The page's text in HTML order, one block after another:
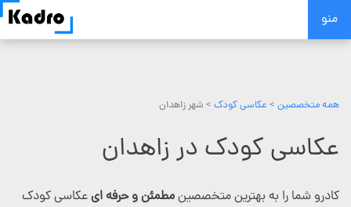
Skip
منو
همه متخصصین > عکاسی کودک > شهر زاهدان
عکاسی کودک در زاهدان
کادرو شما را به بهترین متخصصینمطمئن و حرفه ایعکاسی کودک